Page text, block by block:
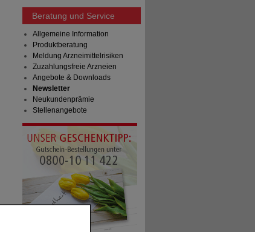
Beratung und Service
Allgemeine Information
Produktberatung
Meldung Arzneimittelrisiken
Zuzahlungsfreie Arzneien
Angebote & Downloads
Newsletter
Neukundenprämie
Stellenangebote